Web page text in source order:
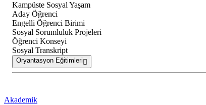
Kampüste Sosyal Yaşam
Aday Öğrenci
Engelli Öğrenci Birimi
Sosyal Sorumluluk Projeleri
Öğrenci Konseyi
Sosyal Transkript
Oryantasyon Eğitimleri
Akademik